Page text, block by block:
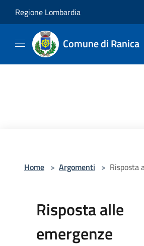
Regione Lombardia
Comune di Ranica
Home > Argomenti > Risposta
Risposta alle
emergenze